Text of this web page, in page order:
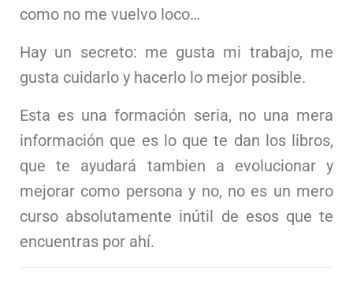
como no me vuelvo loco…
Hay un secreto: me gusta mi trabajo, me
gusta cuidarlo y hacerlo lo mejor posible.
Esta es una formación seria, no una mera
información que es lo que te dan los libros,
que te ayudará tambien a evolucionar y
mejorar como persona y no, no es un mero
curso absolutamente inútil de esos que te
encuentras por ahí.